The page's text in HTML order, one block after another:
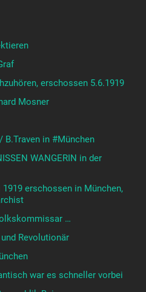
erschossen 5.6.1919
Mosner
B.Traven in #München
WANGERIN in der
erschossen in München,
…
Revolutionär
war es schneller vorbei